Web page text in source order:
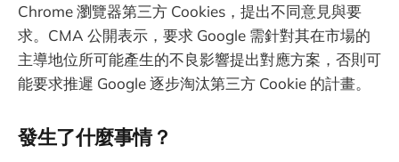
Chrome 瀏覽器第三方 Cookies，提出不同意見與要
求。CMA 公開表示，要求 Google 需針對其在市場的
主導地位所可能產生的不良影響提出對應方案，否則可
能要求推遲 Google 逐步淘汰第三方 Cookie 的計畫。
發生了什麼事情？